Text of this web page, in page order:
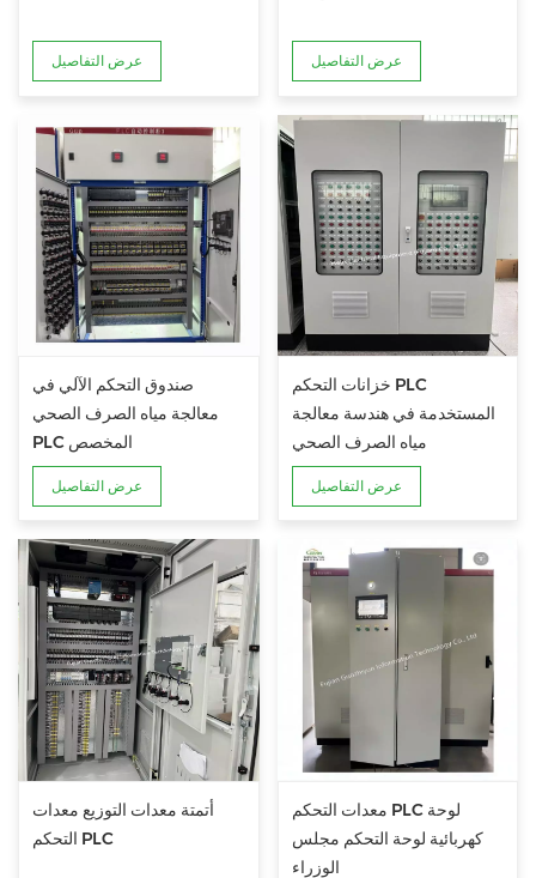
عرض التفاصيل عرض التفاصيل
صندوق التحكم الآلي في
معالجة مياه الصرف الصحي
PLC المخصص
عرض التفاصيل
خزانات التحكم PLC
المستخدمة في هندسة معالجة
مياه الصرف الصحي
عرض التفاصيل
أتمتة معدات التوزيع معدات
التحكم PLC
معدات التحكم PLC لوحة
كهربائية لوحة التحكم مجلس
الوزراء